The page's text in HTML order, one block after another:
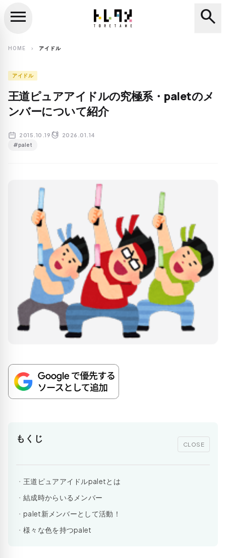
search
menu search
HOME chevron_right アイドル
アイドル
王道ピュアアイドルの究極系・paletのメ
ンバーについて紹介
2015.10.19 2026.01.14
#palet
もくじ
CLOSE
王道ピュアアイドルpaletとは
結成時からいるメンバー
palet新メンバーとして活動！
様々な色を持つpalet